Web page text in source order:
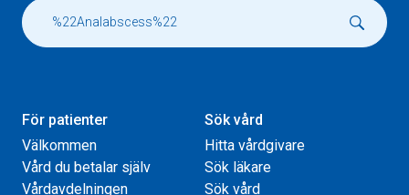
För patienter
Välkommen
Vård du betalar själv
Vårdavdelningen
Sök vård
Hitta vårdgivare
Sök läkare
Sök vård